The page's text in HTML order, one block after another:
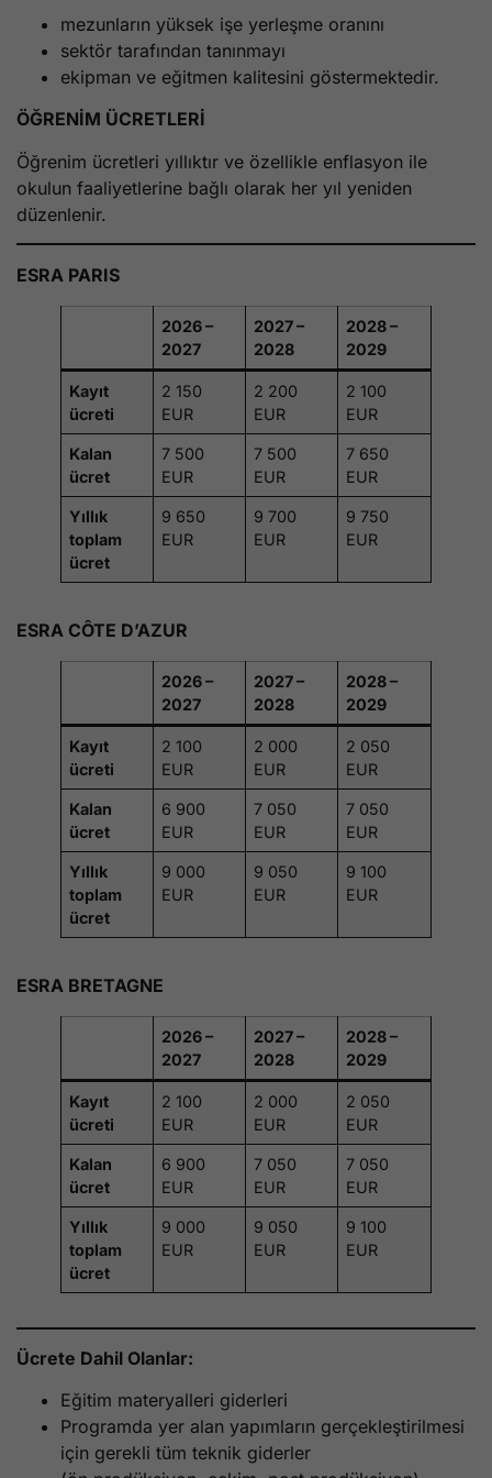
mezunların yüksek işe yerleşme oranını
sektör tarafından tanınmayı
ekipman ve eğitmen kalitesini göstermektedir.
ÖĞRENİM ÜCRETLERİ
Öğrenim ücretleri yıllıktır ve özellikle enflasyon ile
okulun faaliyetlerine bağlı olarak her yıl yeniden
düzenlenir.
ESRA PARIS
2026 –
2027
2027 –
2028
2028 –
2029
Kayıt
ücreti
2 150
EUR
2 200
EUR
2 100
EUR
Kalan
ücret
7 500
EUR
7 500
EUR
7 650
EUR
Yıllık
toplam
ücret
9 650
EUR
9 700
EUR
9 750
EUR
ESRA CÔTE D’AZUR
2026 –
2027
2027 –
2028
2028 –
2029
Kayıt
ücreti
2 100
EUR
2 000
EUR
2 050
EUR
Kalan
ücret
6 900
EUR
7 050
EUR
7 050
EUR
Yıllık
toplam
ücret
9 000
EUR
9 050
EUR
9 100
EUR
ESRA BRETAGNE
2026 –
2027
2027 –
2028
2028 –
2029
Kayıt
ücreti
2 100
EUR
2 000
EUR
2 050
EUR
Kalan
ücret
6 900
EUR
7 050
EUR
7 050
EUR
Yıllık
toplam
ücret
9 000
EUR
9 050
EUR
9 100
EUR
Ücrete Dahil Olanlar:
Eğitim materyalleri giderleri
Programda yer alan yapımların gerçekleştirilmesi
için gerekli tüm teknik giderler